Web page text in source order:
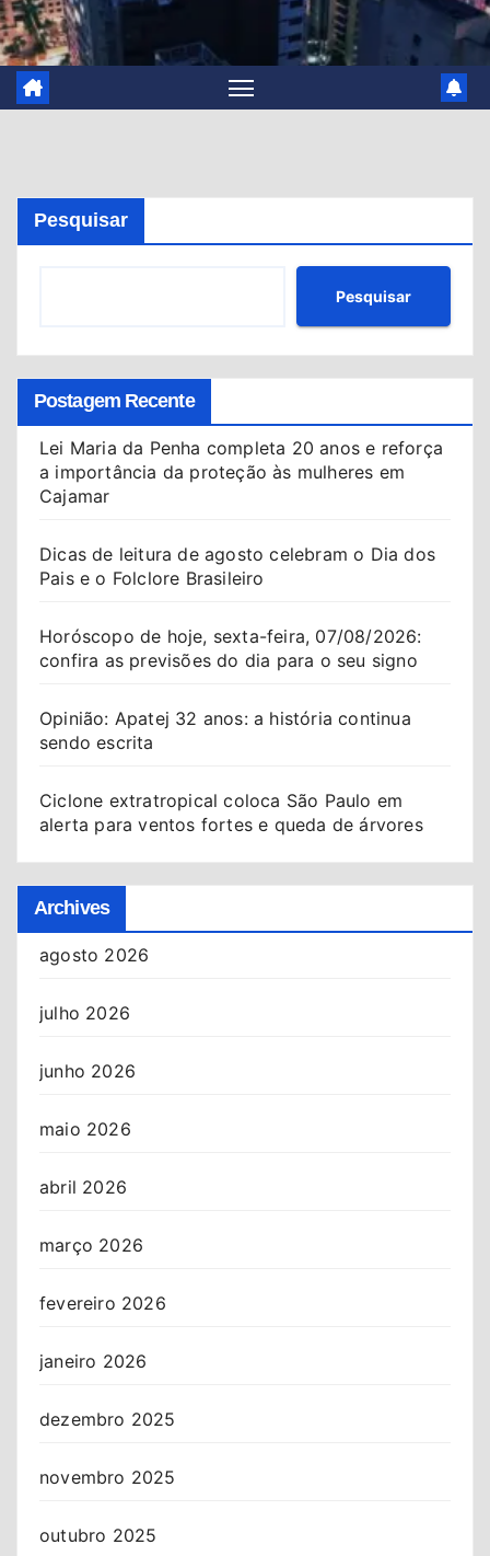
Pesquisar
Pesquisar
Postagem Recente
Lei Maria da Penha completa 20 anos e reforça
a importância da proteção às mulheres em
Cajamar
Dicas de leitura de agosto celebram o Dia dos
Pais e o Folclore Brasileiro
Horóscopo de hoje, sexta-feira, 07/08/2026:
confira as previsões do dia para o seu signo
Opinião: Apatej 32 anos: a história continua
sendo escrita
Ciclone extratropical coloca São Paulo em
alerta para ventos fortes e queda de árvores
Archives
agosto 2026
julho 2026
junho 2026
maio 2026
abril 2026
março 2026
fevereiro 2026
janeiro 2026
dezembro 2025
novembro 2025
outubro 2025